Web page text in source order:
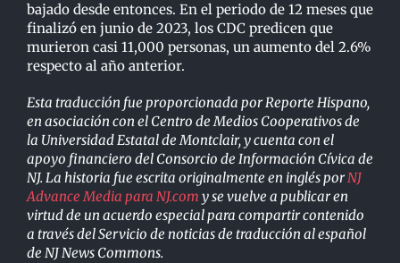
bajado desde entonces. En el periodo de 12 meses que
finalizó en junio de 2023, los CDC predicen que
murieron casi 11,000 personas, un aumento del 2.6%
respecto al año anterior.
Esta traducción fue proporcionada por Reporte Hispano,
en asociación con el Centro de Medios Cooperativos de
la Universidad Estatal de Montclair, y cuenta con el
apoyo financiero del Consorcio de Información Cívica de
NJ. La historia fue escrita originalmente en inglés porNJ
Advance Media para NJ.com y se vuelve a publicar en
virtud de un acuerdo especial para compartir contenido
a través del Servicio de noticias de traducción al español
de NJ News Commons.